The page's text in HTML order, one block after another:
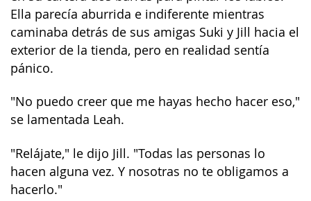
Ella parecía aburrida e indiferente mientras
caminaba detrás de sus amigas Suki y Jill hacia el
exterior de la tienda, pero en realidad sentía
pánico.
"No puedo creer que me hayas hecho hacer eso,"
se lamentada Leah.
"Relájate," le dijo Jill. "Todas las personas lo
hacen alguna vez. Y nosotras no te obligamos a
hacerlo."